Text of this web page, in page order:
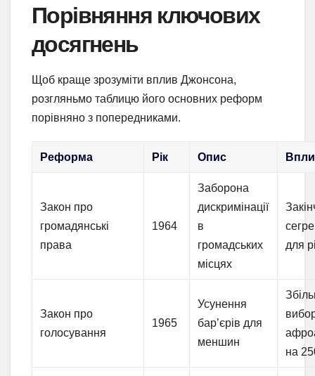
Порівняння ключових
досягнень
Щоб краще зрозуміти вплив Джонсона,
розгляньмо таблицю його основних реформ
порівняно з попередниками.
Реформа Рік Опис
Закон про
громадянські
права
1964
Заборона
дискримінації
в
громадських
місцях
для
Закон про
голосування
1965
Усунення
бар’єрів для
меншин
на